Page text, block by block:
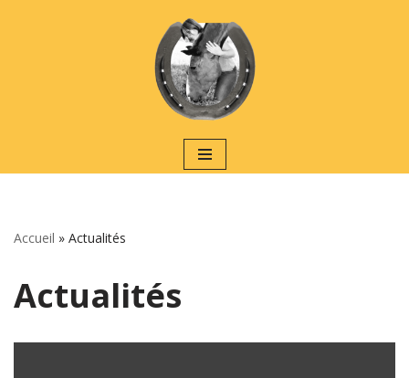
Accueil » Actualités
Actualités